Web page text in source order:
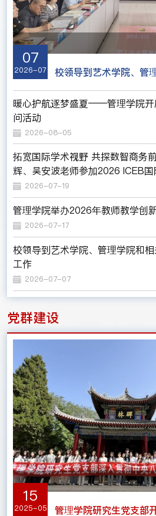
07
2026-07
暖心护航逐梦盛夏——管理学院开
问活动
2026-08-05
拓宽国际学术视野 共探数智商
辉、吴安波老师参加2026 ICEB
2026-07-19
管理学院举办2026年教师教学创
2026-07-17
校领导到艺术学院、管理学院和
工作
2026-07-07
党群建设
15
2025-05